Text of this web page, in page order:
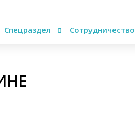
Спецраздел Сотрудничество